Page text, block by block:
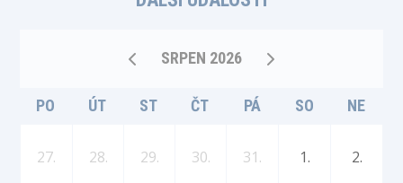
SRPEN 2026
PO ÚT ST ČT PÁ SO NE
27. 28. 29. 30. 31. 1. 2.